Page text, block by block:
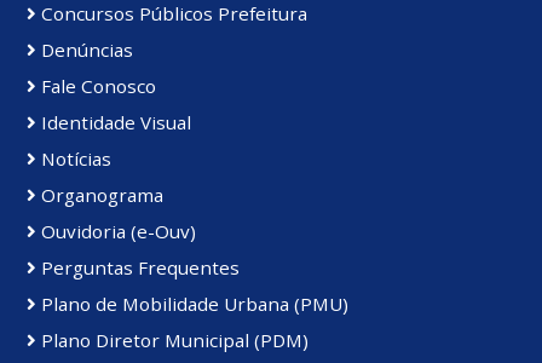
Concursos Públicos Prefeitura
Denúncias
Fale Conosco
Identidade Visual
Notícias
Organograma
Ouvidoria (e-Ouv)
Perguntas Frequentes
Plano de Mobilidade Urbana (PMU)
Plano Diretor Municipal (PDM)